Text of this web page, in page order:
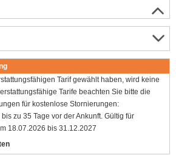
Tarif gewählt haben, wird keine
Tarife beachten Sie bitte die
für kostenlose Stornierungen:
zu 35 Tage vor der Ankunft. Gültig für
18.07.2026 bis 31.12.2027